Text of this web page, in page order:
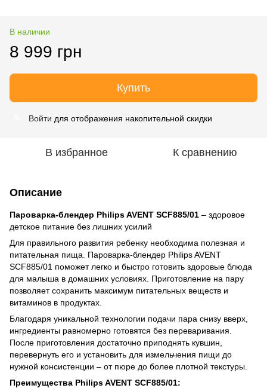
В наличии
8 999 грн
Купить
Войти для отображения накопительной скидки
В избранное К сравнению
Описание
Пароварка-блендер Philips AVENT SCF885/01 – здоровое
детское питание без лишних усилий
Для правильного развития ребенку необходима полезная и
питательная пища. Пароварка-блендер Philips AVENT
SCF885/01 поможет легко и быстро готовить здоровые блюда
для малыша в домашних условиях. Приготовление на пару
позволяет сохранить максимум питательных веществ и
витаминов в продуктах.
Благодаря уникальной технологии подачи пара снизу вверх,
ингредиенты равномерно готовятся без переваривания.
После приготовления достаточно приподнять кувшин,
перевернуть его и установить для измельчения пищи до
нужной консистенции – от пюре до более плотной текстуры.
Преимущества Philips AVENT SCF885/01: